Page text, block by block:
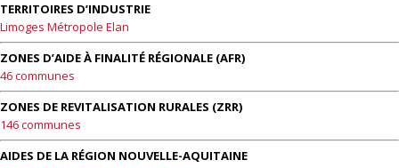
TERRITOIRES D’INDUSTRIE
Limoges Métropole Elan
ZONES D’AIDE À FINALITÉ RÉGIONALE (AFR)
46 communes
ZONES DE REVITALISATION RURALES (ZRR)
146 communes
AIDES DE LA RÉGION NOUVELLE-AQUITAINE